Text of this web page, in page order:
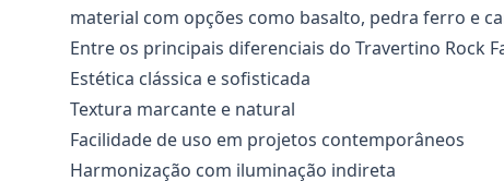
material com opções como basalto, pedra ferro e
Entre os principais diferenciais do Travertino Rock
Estética clássica e sofisticada
Textura marcante e natural
Facilidade de uso em projetos contemporâneos
Harmonização com iluminação indireta